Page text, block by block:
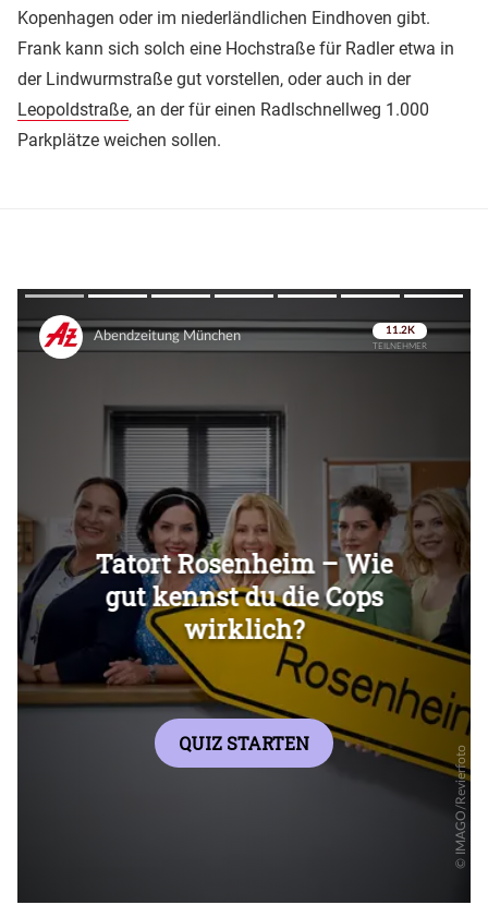
Kopenhagen oder im niederländlichen Eindhoven gibt.
Frank kann sich solch eine Hochstraße für Radler etwa in
der Lindwurmstraße gut vorstellen, oder auch in der
Leopoldstraße, an der für einen Radlschnellweg 1.000
Parkplätze weichen sollen.
Überspringen
Überspringen